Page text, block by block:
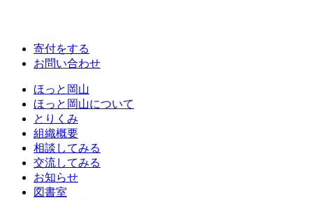
寄付をする
お問い合わせ
ほっと岡山
ほっと岡山について
とりくみ
組織概要
相談してみる
交流してみる
お知らせ
図書室